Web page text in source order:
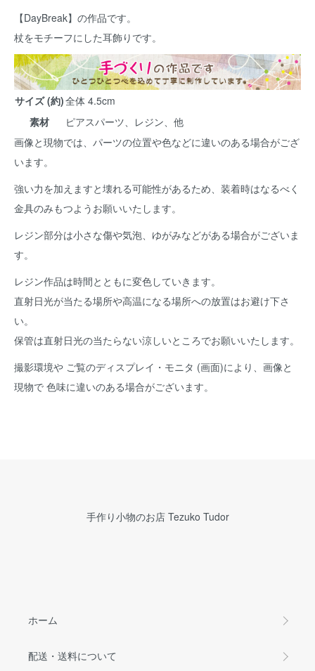
【DayBreak】の作品です。
杖をモチーフにした耳飾りです。
サイズ (約)全体 4.5cm
素材
ピアスパーツ、レジン、他
画像と現物では、パーツの位置や色などに違いのある場合がござ
います。
強い力を加えますと壊れる可能性があるため、装着時はなるべく
金具のみもつようお願いいたします。
レジン部分は小さな傷や気泡、ゆがみなどがある場合がございま
す。
レジン作品は時間とともに変色していきます。
直射日光が当たる場所や高温になる場所への放置はお避け下さ
い。
保管は直射日光の当たらない涼しいところでお願いいたします。
撮影環境や ご覧のディスプレイ・モニタ (画面)により、画像と
現物で 色味に違いのある場合がございます。
手作り小物のお店 Tezuko Tudor
ホーム
配送・送料について